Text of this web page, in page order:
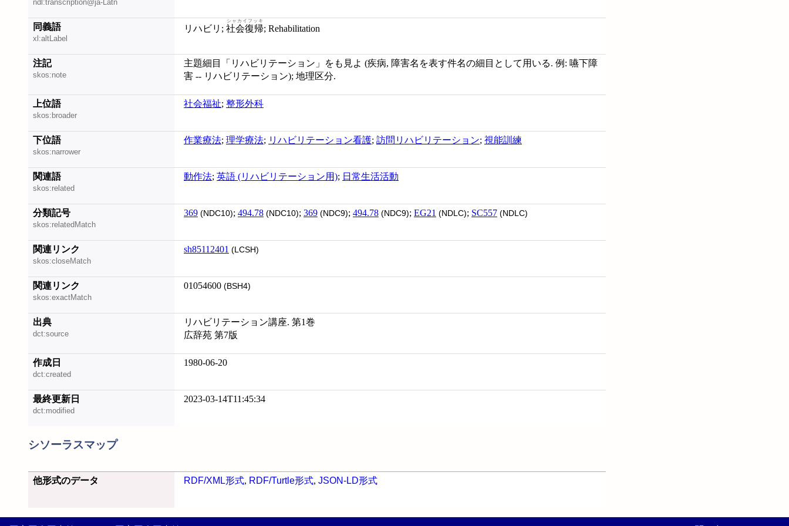
ndl:transcription@ja-Latn
同義語
xl:altLabel
リハビリ; 社会復帰
シャカイフッキ
; Rehabilitation
注記
skos:note
主題細目「リハビリテーション」をも見よ (疾病, 障害名を表す件名の細目として用いる. 例: 嚥下障
害 -- リハビリテーション); 地理区分.
上位語
skos:broader
社会福祉; 整形外科
下位語
skos:narrower
作業療法; 理学療法; リハビリテーション看護; 訪問リハビリテーション; 視能訓練
関連語
skos:related
動作法; 英語 (リハビリテーション用); 日常生活活動
分類記号
skos:relatedMatch
369 (NDC10); 494.78 (NDC10); 369 (NDC9); 494.78 (NDC9); EG21 (NDLC); SC557 (NDLC)
関連リンク
skos:closeMatch
sh85112401 (LCSH)
関連リンク
skos:exactMatch
01054600 (BSH4)
出典
dct:source
リハビリテーション講座. 第1巻
広辞苑 第7版
作成日
dct:created
1980-06-20
最終更新日
dct:modified
2023-03-14T11:45:34
シソーラスマップ
他形式のデータ RDF/XML形式, RDF/Turtle形式, JSON-LD形式